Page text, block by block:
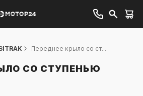
Переднее крыло со ст...
СО СТУПЕНЬЮ